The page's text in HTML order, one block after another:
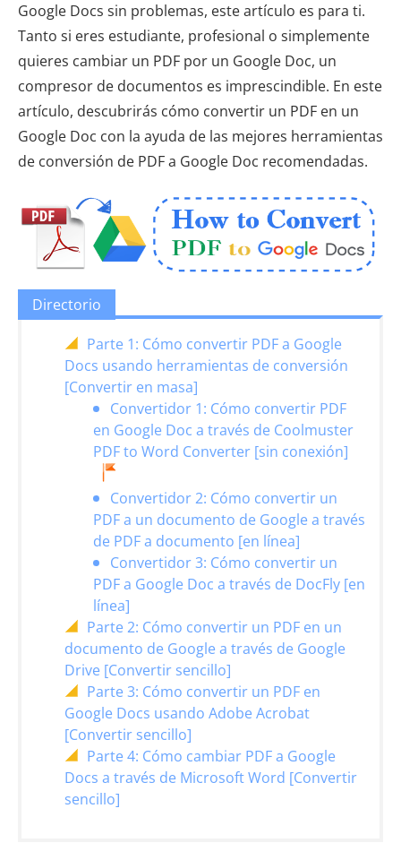
Google Docs sin problemas, este artículo es para ti.
Tanto si eres estudiante, profesional o simplemente
quieres cambiar un PDF por un Google Doc, un
compresor de documentos es imprescindible. En este
artículo, descubrirás cómo convertir un PDF en un
Google Doc con la ayuda de las mejores herramientas
de conversión de PDF a Google Doc recomendadas.
Directorio
Parte 1: Cómo convertir PDF a Google
Docs usando herramientas de conversión
[Convertir en masa]
Convertidor 1: Cómo convertir PDF
en Google Doc a través de Coolmuster
PDF to Word Converter [sin conexión]
Convertidor 2: Cómo convertir un
PDF a un documento de Google a través
de PDF a documento [en línea]
Convertidor 3: Cómo convertir un
PDF a Google Doc a través de DocFly [en
línea]
Parte 2: Cómo convertir un PDF en un
documento de Google a través de Google
Drive [Convertir sencillo]
Parte 3: Cómo convertir un PDF en
Google Docs usando Adobe Acrobat
[Convertir sencillo]
Parte 4: Cómo cambiar PDF a Google
Docs a través de Microsoft Word [Convertir
sencillo]